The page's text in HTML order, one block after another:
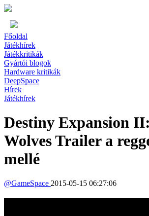
Főoldal
Játékhírek
Játékkritikák
Gyártói blogok
Hardware kritikák
DeepSpace
Hírek
Játékhírek
Destiny Expansion
Wolves Trailer a
mellé
@GameSpace 2015-05-15 06:27:06